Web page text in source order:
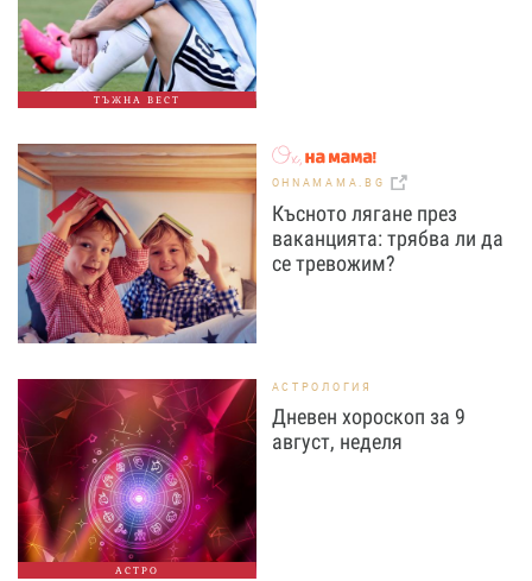
ТЪЖНА ВЕСТ
OHNAMAMA.BG
Късното лягане през
ваканцията: трябва ли да
се тревожим?
АСТРО
АСТРОЛОГИЯ
Дневен хороскоп за 9
август, неделя